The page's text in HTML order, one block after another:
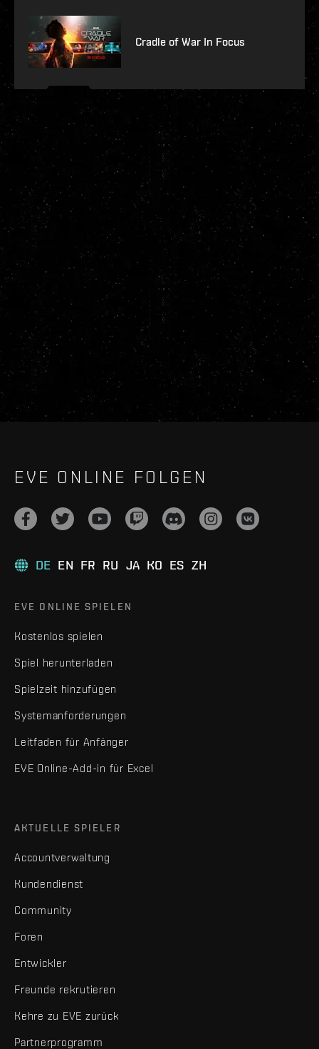
Cradle of War In Focus
EVE ONLINE FOLGEN
DE EN FR RU JA KO ES ZH
EVE ONLINE SPIELEN
Kostenlos spielen
Spiel herunterladen
Spielzeit hinzufügen
Systemanforderungen
Leitfaden für Anfänger
EVE Online-Add-in für Excel
AKTUELLE SPIELER
Accountverwaltung
Kundendienst
Community
Foren
Entwickler
Freunde rekrutieren
Kehre zu EVE zurück
Partnerprogramm